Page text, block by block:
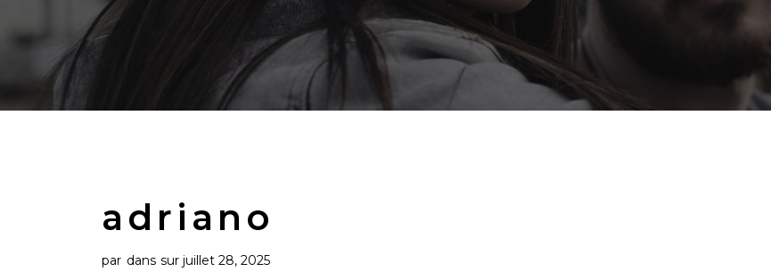
adriano
par dans sur juillet 28, 2025